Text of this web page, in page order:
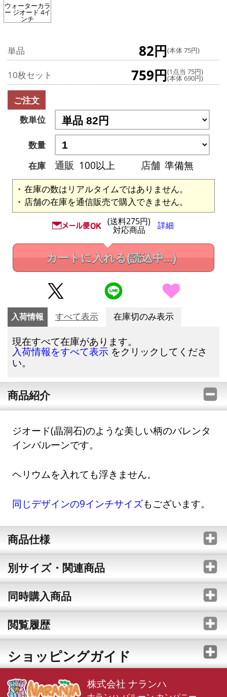
ウォーターカラ
ー ジオード 4イ
ンチ
単品 82円(本体 75円)
10枚セット 759円(1点当 75円)
(本体 690円)
ご注文
数単位
数量
在庫
通販 100以上 店舗 準備無
在庫の数はリアルタイムではありません。
店舗の在庫を通信販売で購入できません。
(送料275円)
対応商品 詳細
カートに入れる(読込中...)
入荷情報 すべて表示 在庫切のみ表示
現在すべて在庫があります。
入荷情報をすべて表示 をクリックしてくださ
い。
商品紹介
ジオード(晶洞石)のような美しい柄のバレンタ
インバルーンです。
ヘリウムを入れても浮きません。
同じデザインの9インチサイズもございます。
商品仕様
別サイズ・関連商品
同時購入商品
閲覧履歴
ショッピングガイド
株式会社 ナランハ